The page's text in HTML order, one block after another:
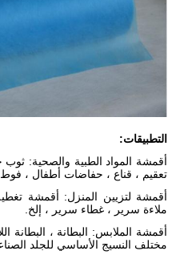
التطبيقات:
أقمشة المواد الطبية والصحية:
تعقيم ، قناع ، حفاضات أطفال ، فوط
أقمشة لتزيين المنزل: أقمشة
ملاءة سرير ، غطاء سرير ، إلخ.
أقمشة الملابس: البطانة ، البطانة
مختلف النسيج الأساسي للجلد